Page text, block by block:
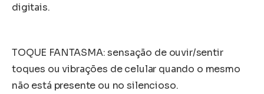
digitais.
TOQUE FANTASMA: sensação de ouvir/sentir
toques ou vibrações de celular quando o mesmo
não está presente ou no silencioso.